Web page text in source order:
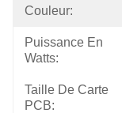
Couleur:
Puissance En
Watts:
Taille De Carte
PCB: